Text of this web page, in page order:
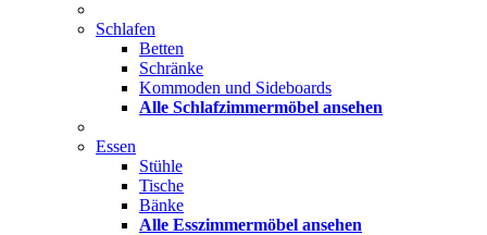
Schlafen
Betten
Schränke
Kommoden und Sideboards
Alle Schlafzimmermöbel ansehen
Essen
Stühle
Tische
Bänke
Alle Esszimmermöbel ansehen